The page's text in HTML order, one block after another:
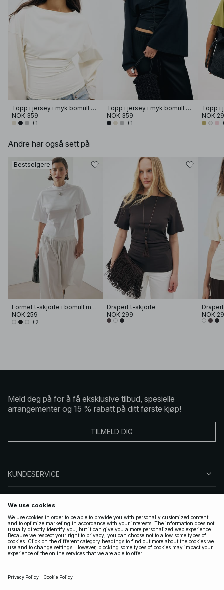
Topp i jersey i myk bomull med vide ermer
NOK 359
+1
Topp i jersey i myk bomull med vide ermer
NOK 359
+1
NOK
Andre har også sett på
Bestselgere
Formet t-skjorte i bomull med traktformet hals
NOK 259
+2
Drapert t-skjorte
NOK 299
NOK
Meld deg på for å få eksklusive tilbud, spesielle
arrangementer og 15 % rabatt på ditt første kjøp!
TILMELD DIG
KUNDESERVICE
FØLG OSS
LOVLIG